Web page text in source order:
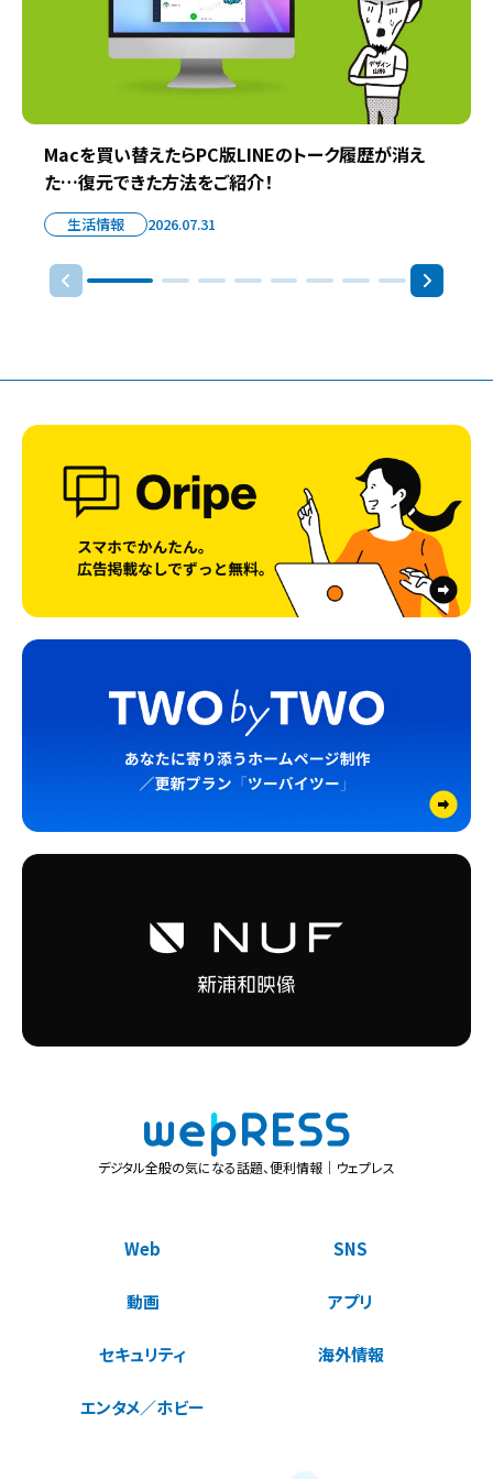
Macを買い替えたらPC版LINEのトーク履歴が消え
た…復元できた方法をご紹介！
生活情報 2026.07.31
デジタル全般の気になる話題、便利情報｜ウェプレス
Web SNS
動画 アプリ
セキュリティ 海外情報
エンタメ／ホビー